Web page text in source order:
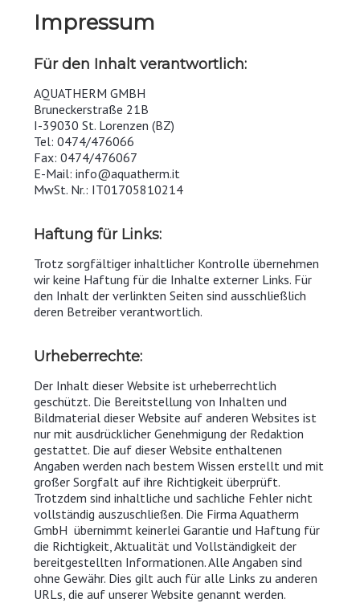
Impressum
Für den Inhalt verantwortlich:
AQUATHERM GMBH
Bruneckerstraße 21B
I-39030 St. Lorenzen (BZ)
Tel: 0474/476066
Fax: 0474/476067
E-Mail: info@aquatherm.it
MwSt. Nr.: IT01705810214
Haftung für Links:
Trotz sorgfältiger inhaltlicher Kontrolle übernehmen
wir keine Haftung für die Inhalte externer Links. Für
den Inhalt der verlinkten Seiten sind ausschließlich
deren Betreiber verantwortlich.
Urheberrechte:
Der Inhalt dieser Website ist urheberrechtlich
geschützt. Die Bereitstellung von Inhalten und
Bildmaterial dieser Website auf anderen Websites ist
nur mit ausdrücklicher Genehmigung der Redaktion
gestattet. Die auf dieser Website enthaltenen
Angaben werden nach bestem Wissen erstellt und mit
großer Sorgfalt auf ihre Richtigkeit überprüft.
Trotzdem sind inhaltliche und sachliche Fehler nicht
vollständig auszuschließen. Die Firma Aquatherm
GmbH übernimmt keinerlei Garantie und Haftung für
die Richtigkeit, Aktualität und Vollständigkeit der
bereitgestellten Informationen. Alle Angaben sind
ohne Gewähr. Dies gilt auch für alle Links zu anderen
URLs, die auf unserer Website genannt werden.